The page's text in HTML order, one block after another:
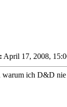
April 17, 2008,
ich D&D nie